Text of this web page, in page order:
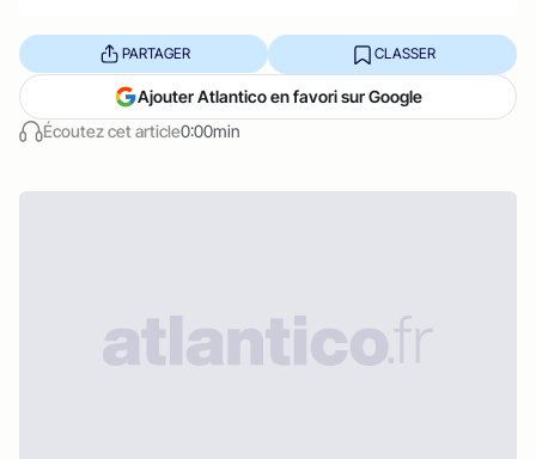
Écoutez cet article0:00min
PARTAGER CLASSER
Ajouter Atlantico en favori sur Google